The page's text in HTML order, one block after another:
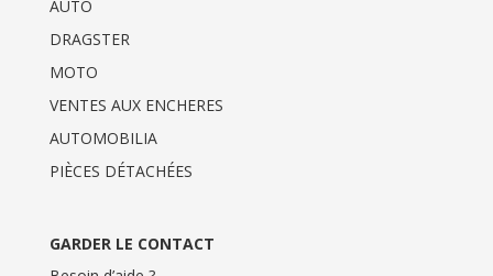
AUTO
DRAGSTER
MOTO
VENTES AUX ENCHERES
AUTOMOBILIA
PIÈCES DÉTACHÉES
GARDER LE CONTACT